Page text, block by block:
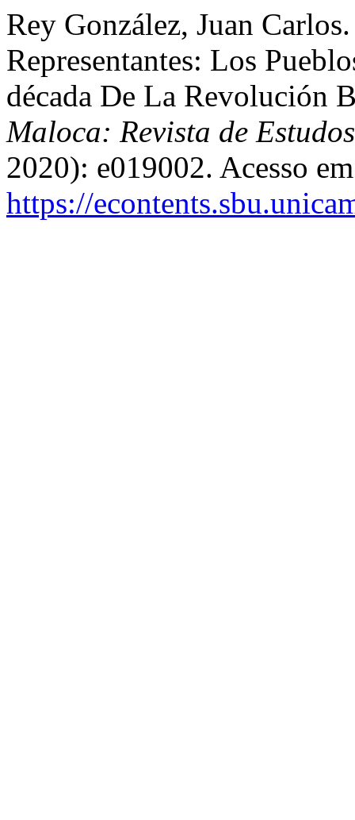
Rey González, Juan
Representantes: Los
década De La Revolución
Maloca: Revista de
2020): e019002. Acesso
https://